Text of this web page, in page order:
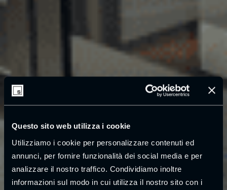
Questo sito web utilizza i cookie
Utilizziamo i cookie per personalizzare contenuti ed
annunci, per fornire funzionalità dei social media e per
analizzare il nostro traffico. Condividiamo inoltre
informazioni sul modo in cui utilizza il nostro sito con i